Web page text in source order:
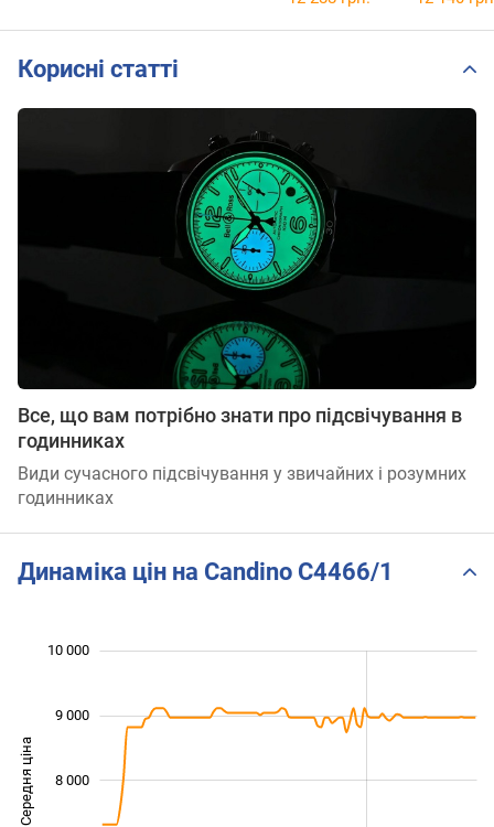
Корисні статті
Все, що вам потрібно знати про підсвічування в
годинниках
Види сучасного підсвічування у звичайних і розумних
годинниках
Динаміка цін на Candino C4466/1
Середня ціна 10 000
8 000
9 000
10 000